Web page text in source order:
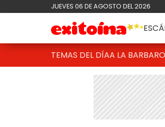
JUEVES 06 DE AGOSTO DEL 2026
TEMAS DEL DÍAA LA